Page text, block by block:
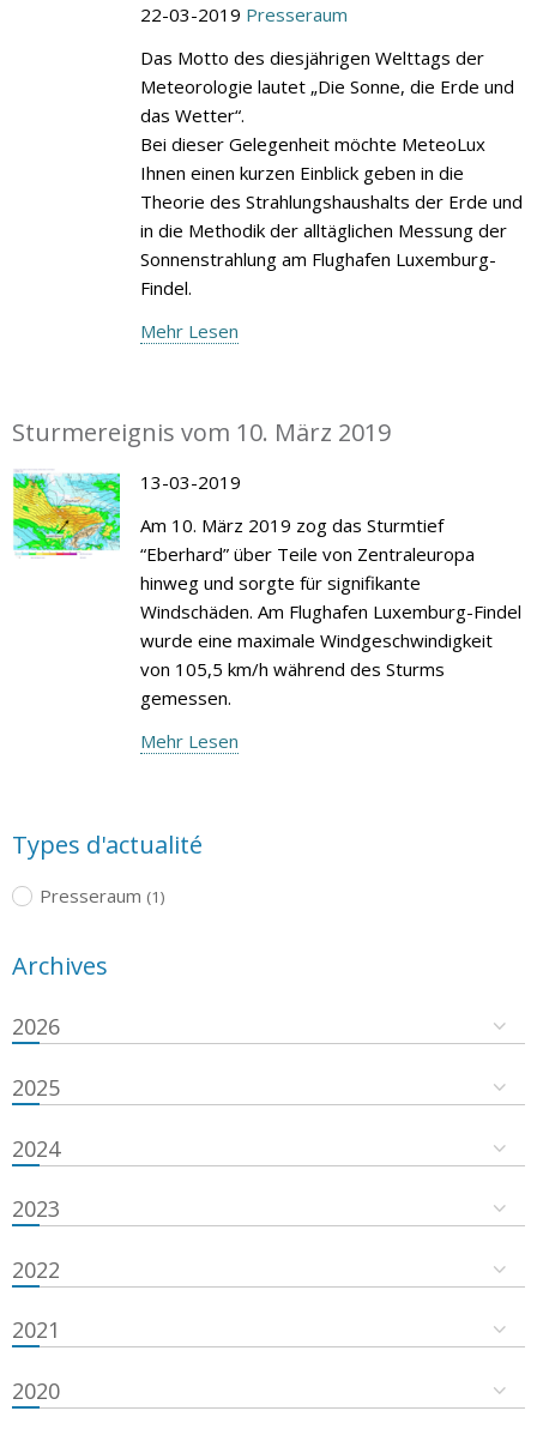
22-03-2019 Presseraum
Das Motto des diesjährigen Welttags der
Meteorologie lautet „Die Sonne, die Erde und
das Wetter“.
Bei dieser Gelegenheit möchte MeteoLux
Ihnen einen kurzen Einblick geben in die
Theorie des Strahlungshaushalts der Erde und
in die Methodik der alltäglichen Messung der
Sonnenstrahlung am Flughafen Luxemburg-
Findel.
Mehr Lesen
Sturmereignis vom 10. März 2019
13-03-2019
Am 10. März 2019 zog das Sturmtief
“Eberhard” über Teile von Zentraleuropa
hinweg und sorgte für signifikante
Windschäden. Am Flughafen Luxemburg-Findel
wurde eine maximale Windgeschwindigkeit
von 105,5 km/h während des Sturms
gemessen.
Mehr Lesen
Types d'actualité
Presseraum (1)
Archives
2026
2025
2024
2023
2022
2021
2020